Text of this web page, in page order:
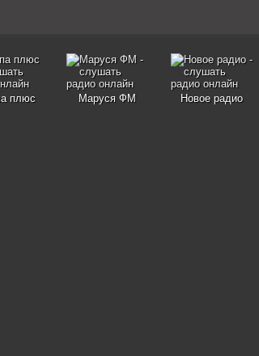
плюс Маруся ФМ Новое радио